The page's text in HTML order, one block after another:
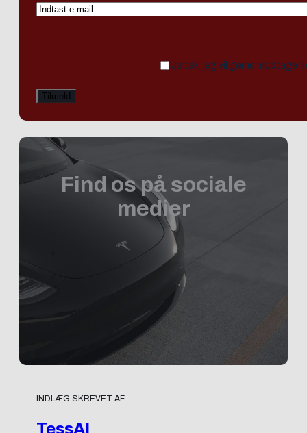
Ja tak, jeg vil gerne modtage
Find os på sociale
medier
INDLÆG SKREVET AF
TessAI